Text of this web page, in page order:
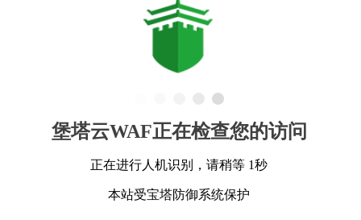
堡塔云WAF正在检查您的访问
正在进行人机识别，请稍等 1秒
本站受宝塔防御系统保护